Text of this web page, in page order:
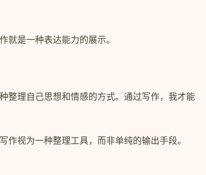
是一种表达能力的展示。
整理自己思想和情感的方式。通过写作，我才能
视为一种整理工具，而非单纯的输出手段。